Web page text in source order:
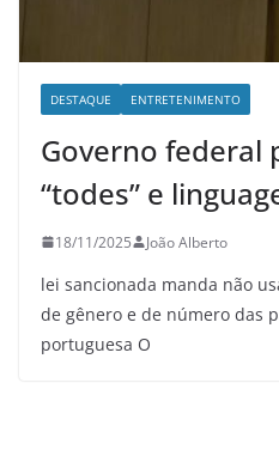
DESTAQUE ENTRETENIMENTO
Governo federal
“todes” e
18/11/2025 João Alberto
lei sancionada manda não
de gênero e de número das
portuguesa O